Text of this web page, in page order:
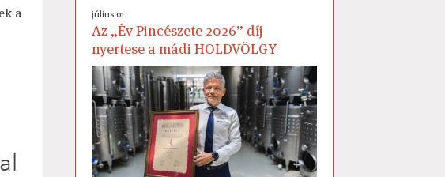
a
július 01.
Az „Év Pincészete 2026” díj
nyertese a mádi HOLDVÖLGY